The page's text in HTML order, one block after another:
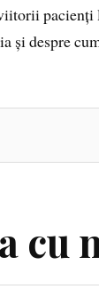
și despre
cu